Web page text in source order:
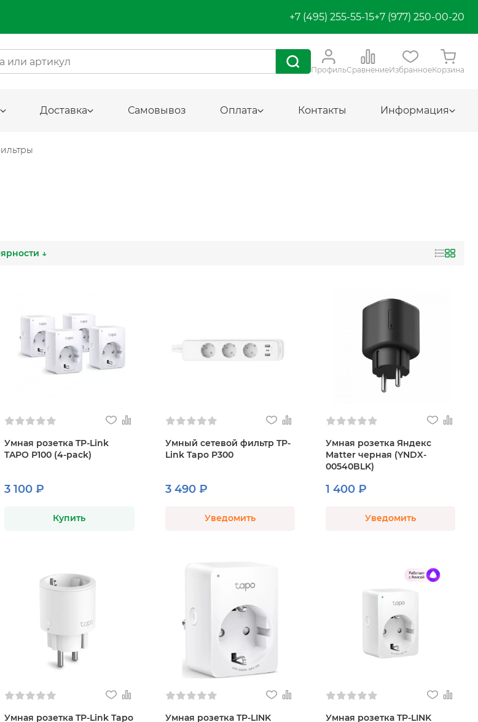
+7 (495) 255-55-15+7 (977) 250-00-20
ПрофильСравнениеИзбранноеКорзина
Доставка Самовывоз Оплата Контакты Информация
↓
Умная розетка TP-Link
TAPO P100 (4-pack)
3 100 ₽
Купить
Умный сетевой фильтр TP-
Link Tapo P300
3 490 ₽
Уведомить
Умная розетка Яндекс
Matter черная (YNDX-
00540BLK)
1 400 ₽
Уведомить
Умная розетка TP-Link Tapo
Умная розетка TP-LINK
Умная розетка TP-LINK